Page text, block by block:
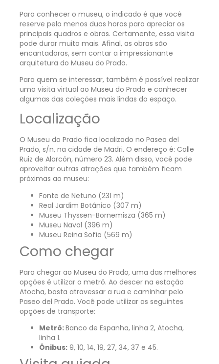
Para conhecer o museu, o indicado é que você
reserve pelo menos duas horas para apreciar os
principais quadros e obras. Certamente, essa visita
pode durar muito mais. Afinal, as obras são
encantadoras, sem contar a impressionante
arquitetura do Museu do Prado.
Para quem se interessar, também é possível realizar
uma visita virtual ao Museu do Prado e conhecer
algumas das coleções mais lindas do espaço.
Localização
O Museu do Prado fica localizado no Paseo del
Prado, s/n, na cidade de Madri. O endereço é: Calle
Ruiz de Alarcón, número 23. Além disso, você pode
aproveitar outras atrações que também ficam
próximas ao museu:
Fonte de Netuno (231 m)
Real Jardim Botânico (307 m)
Museu Thyssen-Bornemisza (365 m)
Museu Naval (396 m)
Museu Reina Sofía (569 m)
Como chegar
Para chegar ao Museu do Prado, uma das melhores
opções é utilizar o metrô. Ao descer na estação
Atocha, basta atravessar a rua e caminhar pelo
Paseo del Prado. Você pode utilizar as seguintes
opções de transporte:
Metrô:Banco de Espanha, linha 2, Atocha,
linha 1.
Ônibus: 9, 10, 14, 19, 27, 34, 37 e 45.